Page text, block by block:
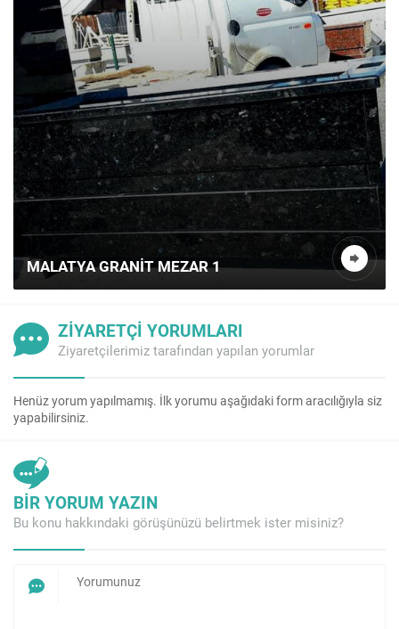
MALATYA GRANIT MEZAR 1
ZİYARETÇİ YORUMLARI
Ziyaretçilerimiz tarafından yapılan yorumlar
Henüz yorum yapılmamış. İlk yorumu aşağıdaki form aracılığıyla siz
yapabilirsiniz.
BİR YORUM YAZIN
Bu konu hakkındaki görüşünüzü belirtmek ister misiniz?